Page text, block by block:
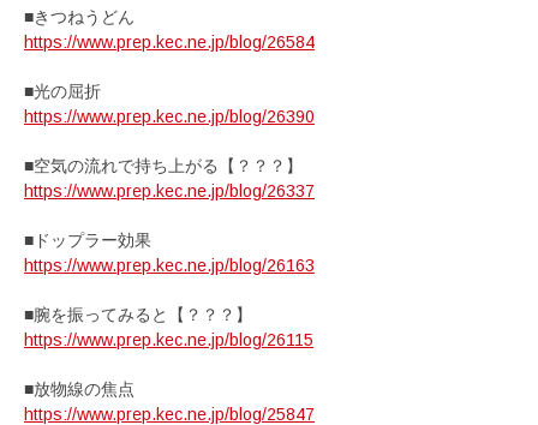
■きつねうどん
https://www.prep.kec.ne.jp/blog/26584
■光の屈折
https://www.prep.kec.ne.jp/blog/26390
■空気の流れで持ち上がる【？？？】
https://www.prep.kec.ne.jp/blog/26337
■ドップラー効果
https://www.prep.kec.ne.jp/blog/26163
■腕を振ってみると【？？？】
https://www.prep.kec.ne.jp/blog/26115
■放物線の焦点
https://www.prep.kec.ne.jp/blog/25847